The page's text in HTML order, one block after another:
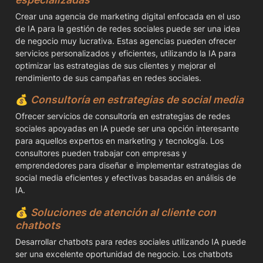
Crear una agencia de marketing digital enfocada en el uso
de IA para la gestión de redes sociales puede ser una idea
de negocio muy lucrativa. Estas agencias pueden ofrecer
servicios personalizados y eficientes, utilizando la IA para
optimizar las estrategias de sus clientes y mejorar el
rendimiento de sus campañas en redes sociales.
💰 Consultoría en estrategias de social media
Ofrecer servicios de consultoría en estrategias de redes
sociales apoyadas en IA puede ser una opción interesante
para aquellos expertos en marketing y tecnología. Los
consultores pueden trabajar con empresas y
emprendedores para diseñar e implementar estrategias de
social media eficientes y efectivas basadas en análisis de
IA.
💰 Soluciones de atención al cliente con
chatbots
Desarrollar chatbots para redes sociales utilizando IA puede
ser una excelente oportunidad de negocio. Los chatbots